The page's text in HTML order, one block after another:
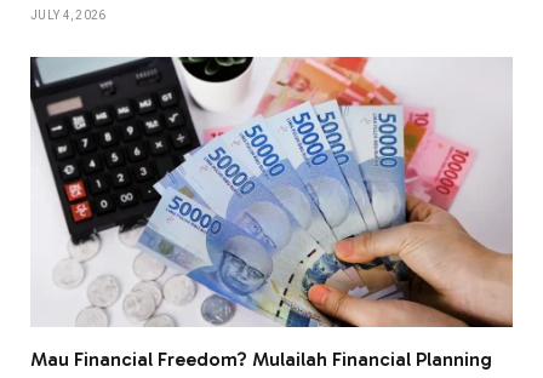
JULY 4, 2026
Mau Financial Freedom? Mulailah Financial Planning